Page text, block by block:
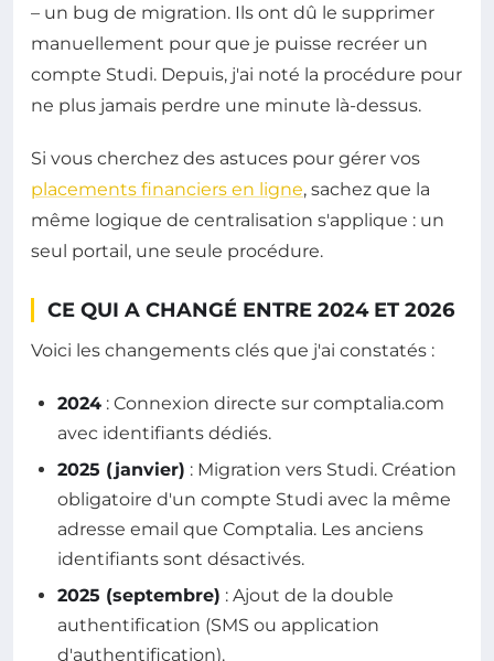
– un bug de migration. Ils ont dû le supprimer
manuellement pour que je puisse recréer un
compte Studi. Depuis, j'ai noté la procédure pour
ne plus jamais perdre une minute là-dessus.
Si vous cherchez des astuces pour gérer vos
placements financiers en ligne, sachez que la
même logique de centralisation s'applique : un
seul portail, une seule procédure.
CE QUI A CHANGÉ ENTRE 2024 ET 2026
Voici les changements clés que j'ai constatés :
2024 : Connexion directe sur comptalia.com
avec identifiants dédiés.
2025 (janvier) : Migration vers Studi. Création
obligatoire d'un compte Studi avec la même
adresse email que Comptalia. Les anciens
identifiants sont désactivés.
2025 (septembre) : Ajout de la double
authentification (SMS ou application
d'authentification).